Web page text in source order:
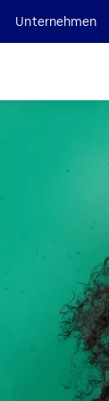
Unternehmen